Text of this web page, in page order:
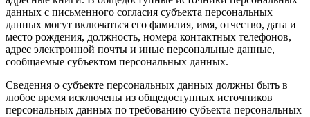
данных с письменного согласия субъекта персональных
данных могут включаться его фамилия, имя, отчество, дата и
место рождения, должность, номера контактных телефонов,
адрес электронной почты и иные персональные данные,
сообщаемые субъектом персональных данных.
Сведения о субъекте персональных данных должны быть в
любое время исключены из общедоступных источников
персональных данных по требованию субъекта персональных